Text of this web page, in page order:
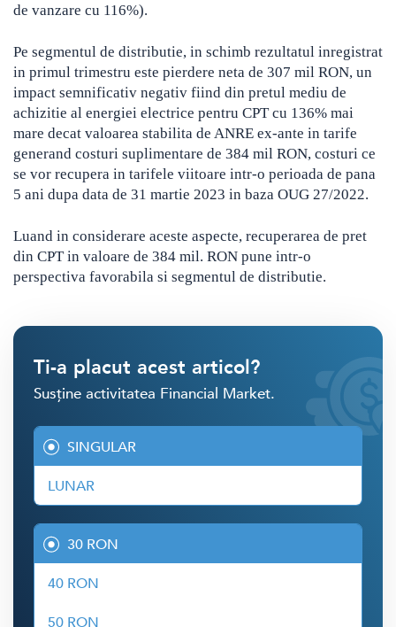
de vanzare cu 116%).
Pe segmentul de distributie, in schimb rezultatul inregistrat
in primul trimestru este pierdere neta de 307 mil RON, un
impact semnificativ negativ fiind din pretul mediu de
achizitie al energiei electrice pentru CPT cu 136% mai
mare decat valoarea stabilita de ANRE ex-ante in tarife
generand costuri suplimentare de 384 mil RON, costuri ce
se vor recupera in tarifele viitoare intr-o perioada de pana
5 ani dupa data de 31 martie 2023 in baza OUG 27/2022.
Luand in considerare aceste aspecte, recuperarea de pret
din CPT in valoare de 384 mil. RON pune intr-o
perspectiva favorabila si segmentul de distributie.
Ti-a placut acest articol?
Susține activitatea Financial Market.
SINGULAR
LUNAR
30 RON
40 RON
50 RON